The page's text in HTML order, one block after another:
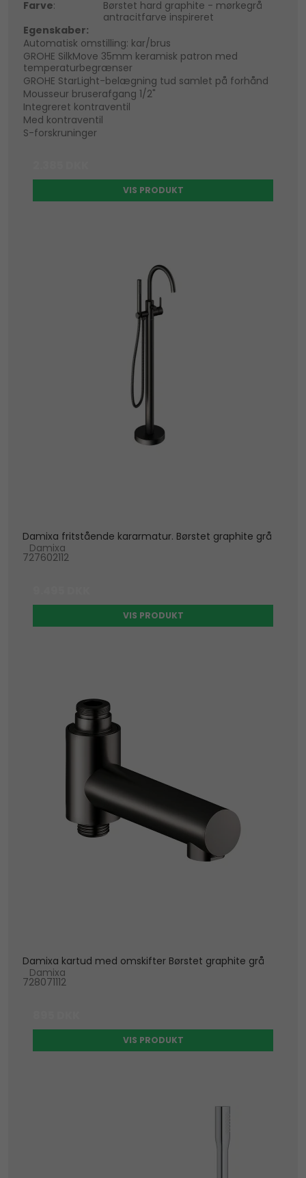
Farve:
Børstet hard graphite - mørkegrå
antracitfarve inspireret
Egenskaber:
Automatisk omstilling: kar/brus
GROHE SilkMove 35mm keramisk patron med
temperaturbegrænser
GROHE StarLight-belægning tud samlet på forhånd
Mousseur bruserafgang 1/2"
Integreret kontraventil
Med kontraventil
S-forskruninger
VIS PRODUKT
Damixa fritstående kararmatur. Børstet graphite grå
Damixa
727602112
VIS PRODUKT
Damixa kartud med omskifter Børstet graphite grå
Damixa
728071112
VIS PRODUKT